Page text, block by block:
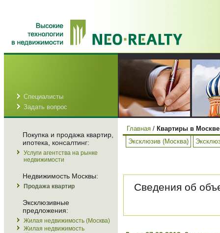
Специалисты
Задать вопрос
Покупка и продажа квартир,
ипотека, консалтинг:
Услуги агентства на рынке
недвижимости
Недвижимость Москвы:
Продажа квартир
Эксклюзивные
предложения:
Жилая недвижимость (Москва)
Жилая недвижимость
Главная / Квартиры в
Эксклюзив (Москва)
Сведения об